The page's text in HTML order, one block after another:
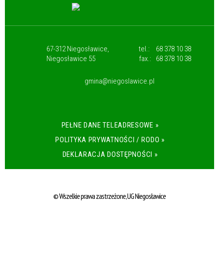
67-312 Niegosławice,
Niegosławice 55
tel.:
68 378 10 38
fax.:
68 378 10 38
gmina@niegoslawice.pl
PEŁNE DANE TELEADRESOWE »
POLITYKA PRYWATNOŚCI / RODO »
DEKLARACJA DOSTĘPNOŚCI »
© Wszelkie prawa zastrzeżone, UG Niegosławice